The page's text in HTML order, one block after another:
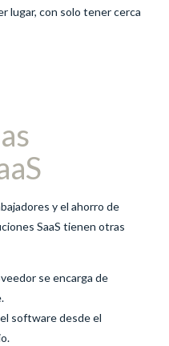
lugar, con solo tener cerca
y el ahorro de
SaaS tienen otras
se encarga de
software desde el